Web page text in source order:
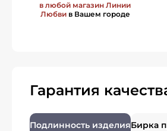
в любой магазин Линии
Любвив Вашем городе
Гарантия
Подлинность изделияБирка